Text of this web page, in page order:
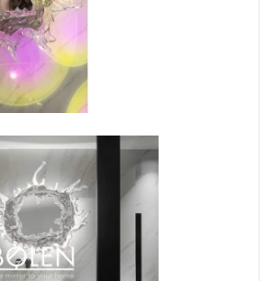
kế với 2 gam màu sang trọng: Vàng
để bạn có thể lựa chọn phù hợp cho
nhà mình.